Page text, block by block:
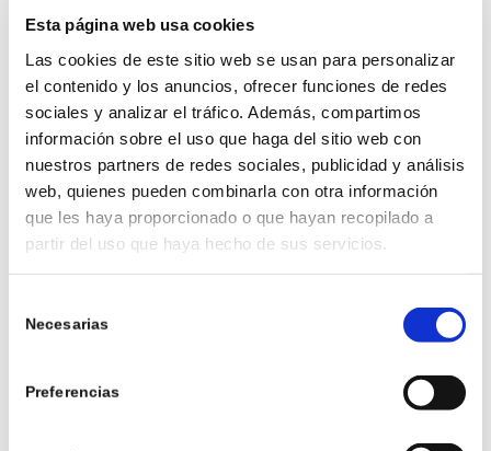
Esta página web usa cookies
Las cookies de este sitio web se usan para personalizar
el contenido y los anuncios, ofrecer funciones de redes
sociales y analizar el tráfico. Además, compartimos
información sobre el uso que haga del sitio web con
nuestros partners de redes sociales, publicidad y análisis
web, quienes pueden combinarla con otra información
que les haya proporcionado o que hayan recopilado a
partir del uso que haya hecho de sus servicios.
Necesarias
Preferencias
3. DEJAR DE SANGRAR